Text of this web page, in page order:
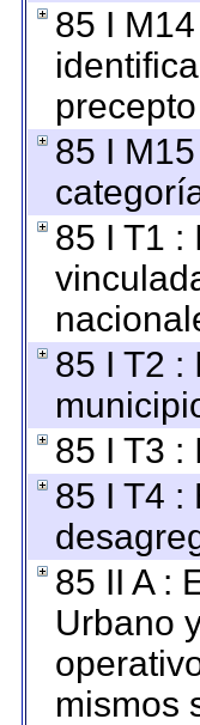
85 I
85 I
85 I T1 :
85 I T2 :
85 I T3 :
85 I T4 :
85 II A :
Urbano
mismos